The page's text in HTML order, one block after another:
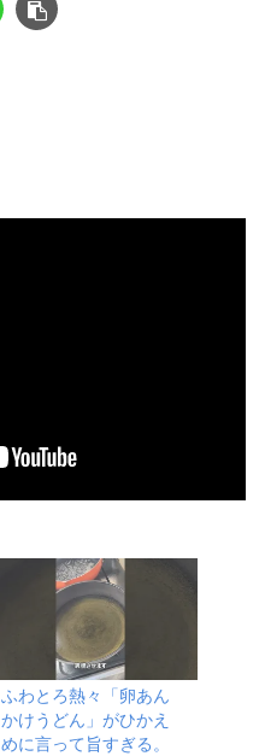
ふわとろ熱々「卵あん
かけうどん」がひかえ
めに言って旨すぎる。